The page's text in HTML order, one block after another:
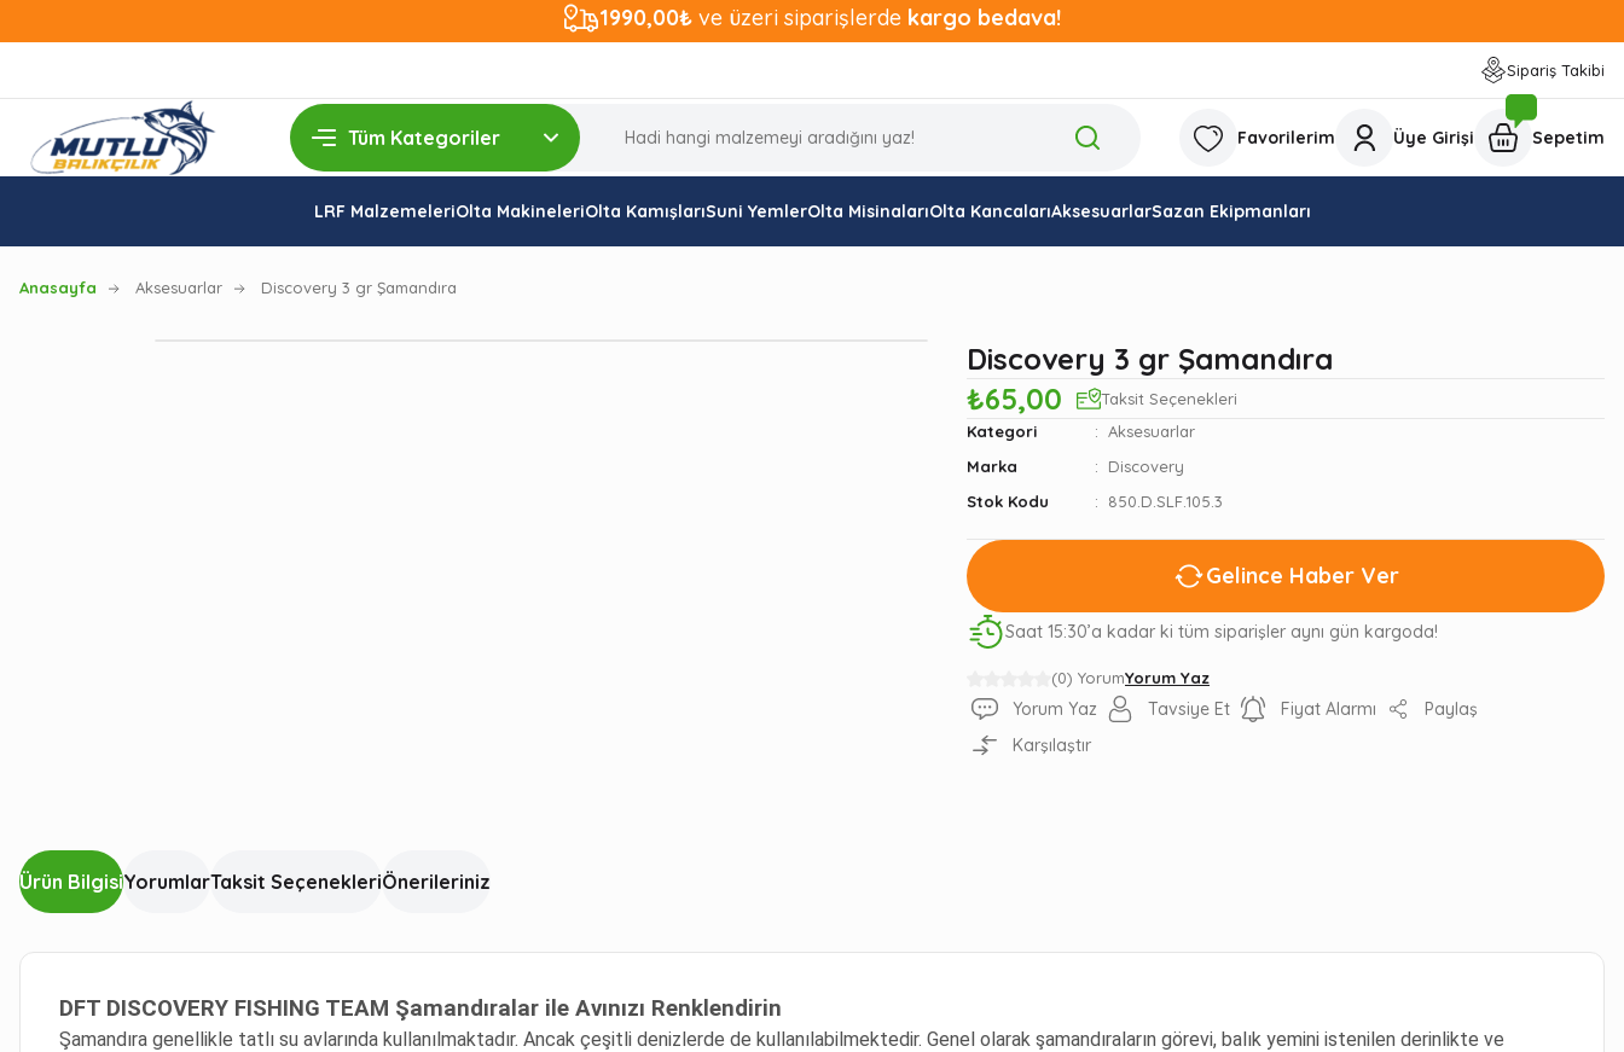
1990,00₺ ve üzeri siparişlerde kargo bedava!
Sipariş Takibi
Favorilerim Üye Girişi Sepetim
LRF MalzemeleriOlta MakineleriOlta KamışlarıSuni YemlerOlta MisinalarıOlta KancalarıAksesuarlarSazan Ekipmanları
Anasayfa Aksesuarlar Discovery 3 gr Şamandıra
(0) YorumYorum Yaz
Discovery 3 gr Şamandıra
₺65,00
Taksit Seçenekleri
Kategori
Aksesuarlar
Marka
Discovery
Stok Kodu
850.D.SLF.105.3
Gelince Haber Ver
Saat 15:30’a kadar ki tüm siparişler aynı gün kargoda!
Yorum Yaz Tavsiye Et Fiyat Alarmı
Paylaş
Karşılaştır
Ürün BilgisiYorumlarTaksit SeçenekleriÖnerileriniz
DFT DISCOVERY FISHING TEAM Şamandıralar ile Avınızı Renklendirin
Şamandıra genellikle tatlı su avlarında kullanılmaktadır. Ancak çeşitli denizlerde de kullanılabilmektedir. Genel olarak şamandıraların görevi, balık yemini istenilen derinlikte ve